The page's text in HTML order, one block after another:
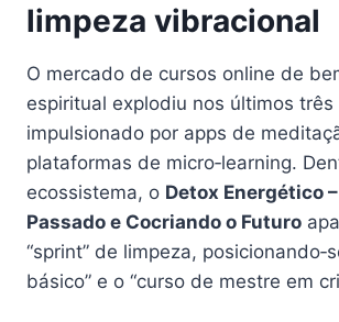
limpeza vibracional
O mercado de cursos online de
espiritual explodiu nos últimos três
impulsionado por apps de
plataformas de micro‑learning.
ecossistema, o Detox Energético
Passado e Cocriando o Futuro
“sprint” de limpeza,
básico” e o “curso de mestre em